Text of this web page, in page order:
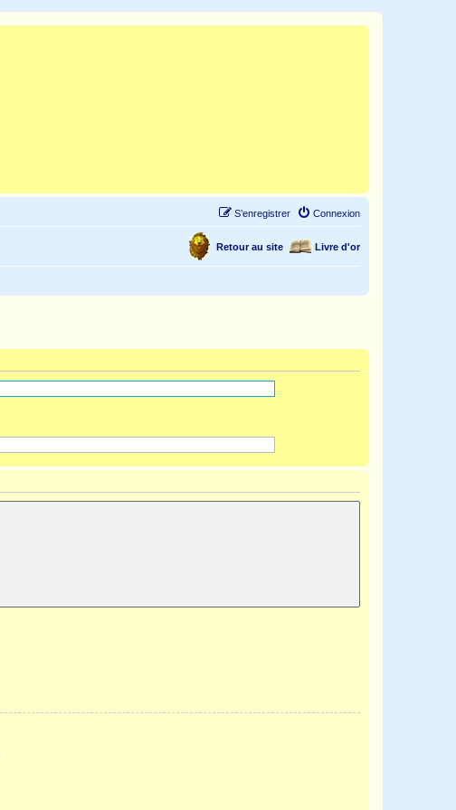
Connexion
S’enregistrer
Livre d'or
Retour au site